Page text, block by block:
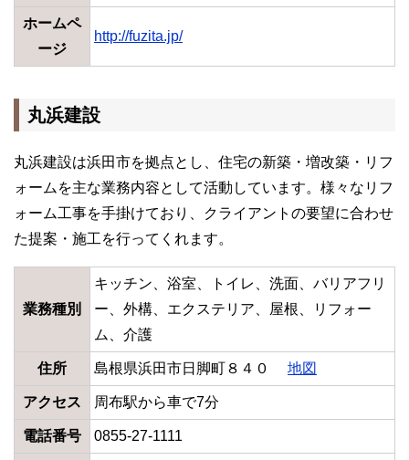
ホームペ
ージ
http://fuzita.jp/
丸浜建設
丸浜建設は浜田市を拠点とし、住宅の新築・増改築・リフ
ォームを主な業務内容として活動しています。様々なリフ
ォーム工事を手掛けており、クライアントの要望に合わせ
た提案・施工を行ってくれます。
業務種別
キッチン、浴室、トイレ、洗面、バリアフリ
ー、外構、エクステリア、屋根、リフォー
ム、介護
住所 島根県浜田市日脚町８４０ 地図
アクセス 周布駅から車で7分
電話番号 0855-27-1111